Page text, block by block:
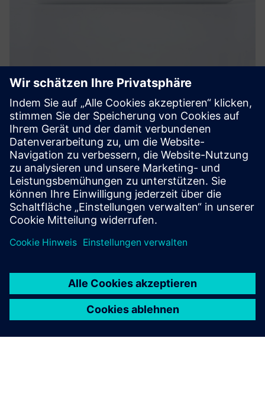
VS126 AI Ultra High-Mount People
Counter
Powered by Binocular Stereo vision, VS126 redefines high-
ceiling environments. Mounted at 6–15m, it covers over
75m² with GDPR-compliant analytics that unlock the true
potential of grand-scale venues.
Mehr erfahren